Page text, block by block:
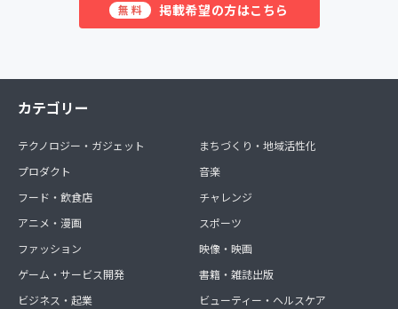
無料 掲載希望の方はこちら
カテゴリー
テクノロジー・ガジェット
プロダクト
フード・飲食店
アニメ・漫画
ファッション
ゲーム・サービス開発
ビジネス・起業
まちづくり・地域活性化
音楽
チャレンジ
スポーツ
映像・映画
書籍・雑誌出版
ビューティー・ヘルスケア